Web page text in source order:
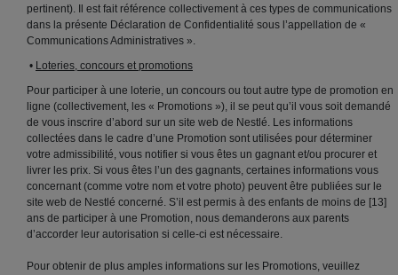
pertinent). Il est fait référence collectivement à ces types de communications
dans la présente Déclaration de Confidentialité sous l’appellation de «
Communications Administratives ».
• Loteries, concours et promotions
Pour participer à une loterie, un concours ou tout autre type de promotion en
ligne (collectivement, les « Promotions »), il se peut qu’il vous soit demandé
de vous inscrire d’abord sur un site web de Nestlé. Les informations
collectées dans le cadre d’une Promotion sont utilisées pour déterminer
votre admissibilité, vous notifier si vous êtes un gagnant et/ou procurer et
livrer les prix. Si vous êtes l’un des gagnants, certaines informations vous
concernant (comme votre nom et votre photo) peuvent être publiées sur le
site web de Nestlé concerné. S’il est permis à des enfants de moins de [13]
ans de participer à une Promotion, nous demanderons aux parents
d’accorder leur autorisation si celle-ci est nécessaire.
Pour obtenir de plus amples informations sur les Promotions, veuillez